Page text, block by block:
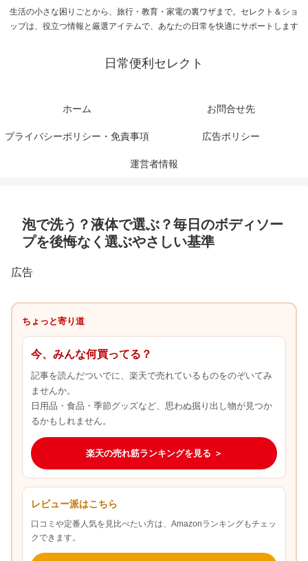
生活の小さな困りごとから、旅行・教育・家電の裏ワザまで。セレクト＆ショ
ップは、役立つ情報と厳選アイテムで、あなたの日常を快適にサポートします
日常便利セレクト
ホーム お問合せ先
プライバシーポリシー・免責事項 広告ポリシー
運営者情報
泡で洗う？液体で選ぶ？毎日のボディソー
プを後悔なく選ぶやさしい基準
広告
ちょっと寄り道
今、みんな何買ってる？
記事を読んだついでに、楽天で売れているものをのぞいてみ
ませんか。
日用品・食品・季節グッズなど、思わぬ掘り出し物が見つか
るかもしれません。
楽天の売れ筋ランキングを見る ＞
レビュー派はこちら
口コミや定番人気を見比べたい方は、Amazonランキングもチェッ
クできます。